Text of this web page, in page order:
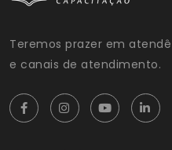
Teremos prazer em
e canais de atendimento.